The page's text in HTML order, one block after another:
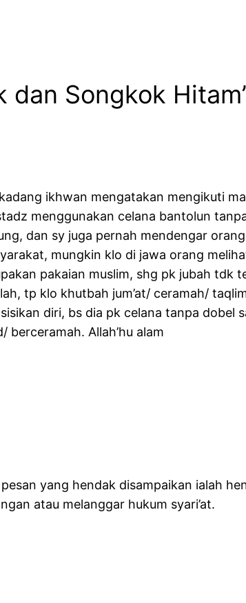
dan Songkok
ikhwan mengatakan mengikuti
menggunakan celana bantolun
dan sy juga pernah mendengar
mungkin klo di jawa orang
pakaian muslim, shg pk jubah tdk
tp klo khutbah jum’at/ ceramah/
diri, bs dia pk celana tanpa dobel
Allah’hu alam
yang hendak disampaikan ialah
atau melanggar hukum syari’at.